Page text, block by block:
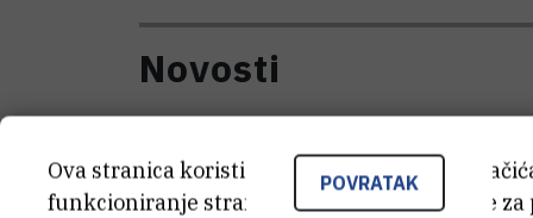
Novosti
POVRATAK
Ova stranica koristi kolačiće. Neki od tih
funkcioniranje stranice, dok se drugi koriste